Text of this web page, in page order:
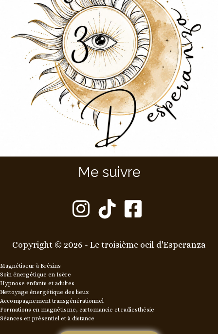
Me suivre
  
Copyright © 2026 - Le troisième oeil d'Esperanza
Magnétiseur à Brézins
Soin énergétique en Isère
Hypnose enfants et adultes
Nettoyage énergétique des lieux
Accompagnement transgénérationnel
Formations en magnétisme, cartomancie et radiesthésie
Séances en présentiel et à distance